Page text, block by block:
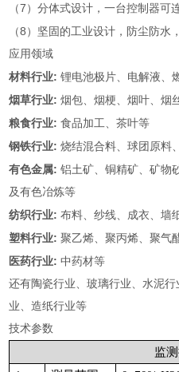
（7 ）分体式设计，一台控制器可
（8 ）坚固的工业设计，防尘防水
应用领域
材料行业:锂电池极片、电解液、
烟草行业:烟包、烟梗、烟叶、烟
粮食行业:食品加工、茶叶等
钢铁行业: 烧结混合料、球团原料
有色金属:铝土矿、铜精矿、矿物
及有色冶炼等
纺织行业: 布料、纱线、成衣、墙
塑料行业:聚乙烯、聚丙烯、聚气
医药行业: 中药材等
还有陶瓷行业、玻璃行业、水泥
业、造纸行业等
技术参数
监